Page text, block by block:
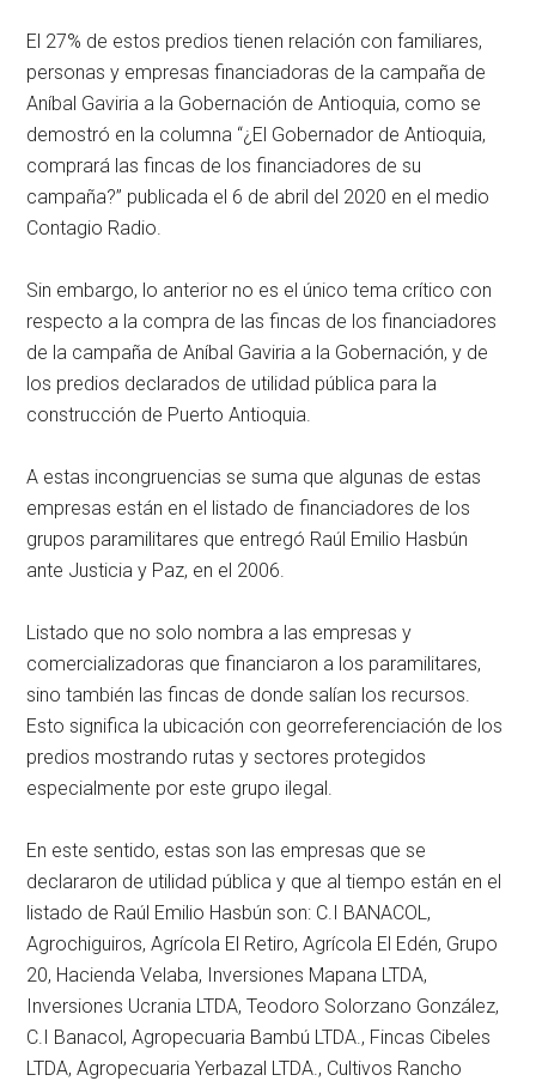
El 27% de estos predios tienen relación con familiares,
personas y empresas financiadoras de la campaña de
Aníbal Gaviria a la Gobernación de Antioquia, como se
demostró en la columna “¿El Gobernador de Antioquia,
comprará las fincas de los financiadores de su
campaña?” publicada el 6 de abril del 2020 en el medio
Contagio Radio.
Sin embargo, lo anterior no es el único tema crítico con
respecto a la compra de las fincas de los financiadores
de la campaña de Aníbal Gaviria a la Gobernación, y de
los predios declarados de utilidad pública para la
construcción de Puerto Antioquia.
A estas incongruencias se suma que algunas de estas
empresas están en el listado de financiadores de los
grupos paramilitares que entregó Raúl Emilio Hasbún
ante Justicia y Paz, en el 2006.
Listado que no solo nombra a las empresas y
comercializadoras que financiaron a los paramilitares,
sino también las fincas de donde salían los recursos.
Esto significa la ubicación con georreferenciación de los
predios mostrando rutas y sectores protegidos
especialmente por este grupo ilegal.
En este sentido, estas son las empresas que se
declararon de utilidad pública y que al tiempo están en el
listado de Raúl Emilio Hasbún son: C.I BANACOL,
Agrochiguiros, Agrícola El Retiro, Agrícola El Edén, Grupo
20, Hacienda Velaba, Inversiones Mapana LTDA,
Inversiones Ucrania LTDA, Teodoro Solorzano González,
C.I Banacol, Agropecuaria Bambú LTDA., Fincas Cibeles
LTDA, Agropecuaria Yerbazal LTDA., Cultivos Rancho